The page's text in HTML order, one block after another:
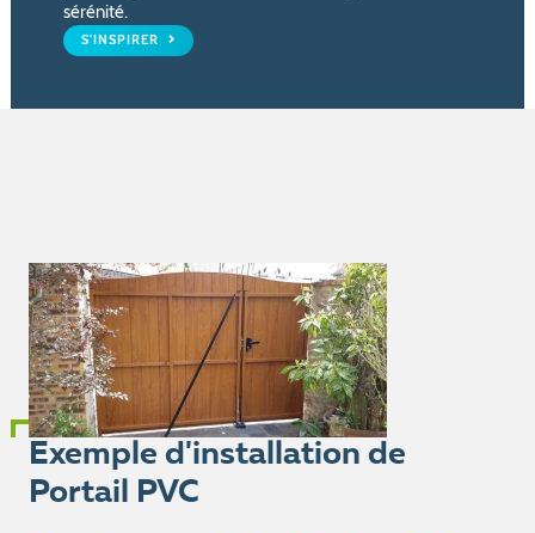
sérénité.
S'INSPIRER
Exemple d'installation de
Portail PVC